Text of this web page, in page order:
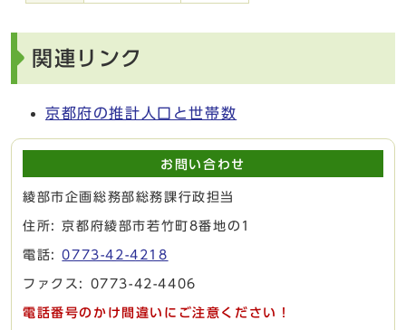
関連リンク
京都府の推計人口と世帯数
お問い合わせ
綾部市企画総務部総務課行政担当
住所: 京都府綾部市若竹町8番地の1
電話:0773-42-4218
ファクス: 0773-42-4406
電話番号のかけ間違いにご注意ください！